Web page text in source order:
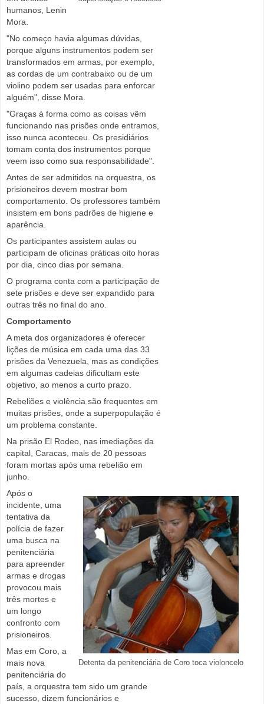
humanos, Lenin
Mora.
"No começo havia algumas dúvidas,
porque alguns instrumentos podem ser
transformados em armas, por exemplo,
as cordas de um contrabaixo ou de um
violino podem ser usadas para enforcar
alguém", disse Mora.
"Graças à forma como as coisas vêm
funcionando nas prisões onde entramos,
isso nunca aconteceu. Os presidiários
tomam conta dos instrumentos porque
veem isso como sua responsabilidade".
Antes de ser admitidos na orquestra, os
prisioneiros devem mostrar bom
comportamento. Os professores também
insistem em bons padrões de higiene e
aparência.
Os participantes assistem aulas ou
participam de oficinas práticas oito horas
por dia, cinco dias por semana.
O programa conta com a participação de
sete prisões e deve ser expandido para
outras três no final do ano.
Comportamento
A meta dos organizadores é oferecer
lições de música em cada uma das 33
prisões da Venezuela, mas as condições
em algumas cadeias dificultam este
objetivo, ao menos a curto prazo.
Rebeliões e violência são frequentes em
muitas prisões, onde a superpopulação é
um problema constante.
Na prisão El Rodeo, nas imediações da
capital, Caracas, mais de 20 pessoas
foram mortas após uma rebelião em
junho.
Detenta da penitenciária de Coro toca violoncelo
Após o
incidente, uma
tentativa da
polícia de fazer
uma busca na
penitenciária
para apreender
armas e drogas
provocou mais
três mortes e
um longo
confronto com
prisioneiros.
Mas em Coro, a
mais nova
penitenciária do
país, a orquestra tem sido um grande
sucesso, dizem funcionários e